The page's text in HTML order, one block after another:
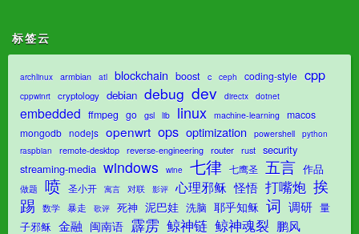
标签云
archlinux armbian atl blockchain boost c ceph coding-style cpp
cppwinrt cryptology debian debug dev directx dotnet
embedded ffmpeg go gsl lib linux machine-learning macos
mongodb nodejs openwrt ops optimization powershell
python
raspbian
remote-desktop reverse-engineering router rust security
streaming-media windows wine 七律 七鹰圣 五言 作品
做题 喷 圣小开 寓言 对联 影评 心理邪稣 怪悟 打嘴炮 挨
踢
数学 暴走 歌评 死神 泥巴娃 洗脑 耶乎知稣 词 调研 量
子邪稣 金融 闽南语 霹雳 鲸神链 鲸神魂裂 鹏风